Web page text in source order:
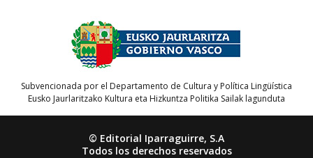
Subvencionada por el Departamento de Cultura y Política Lingüística
Eusko Jaurlaritzako Kultura eta Hizkuntza Politika Sailak lagunduta
© Editorial Iparraguirre, S.A
Todos los derechos reservados